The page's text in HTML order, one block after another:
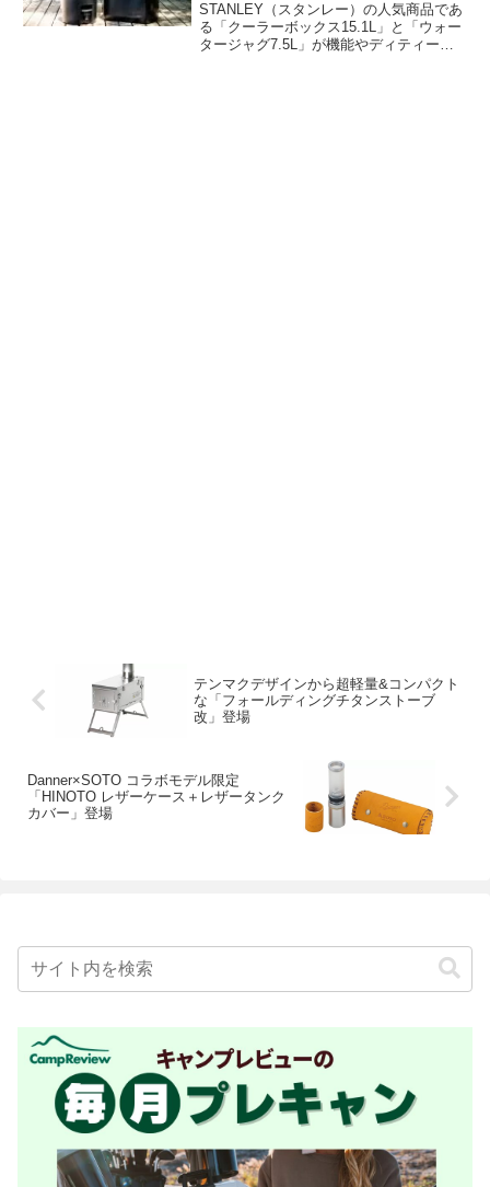
STANLEY（スタンレー）の人気商品であ
る「クーラーボックス15.1L」と「ウォー
タージャグ7.5L」が機能やディティー
テンマクデザインから超軽量&コンパクト
な「フォールディングチタンストーブ
改」登場
Danner×SOTO コラボモデル限定
「HINOTO レザーケース＋レザータンク
カバー」登場